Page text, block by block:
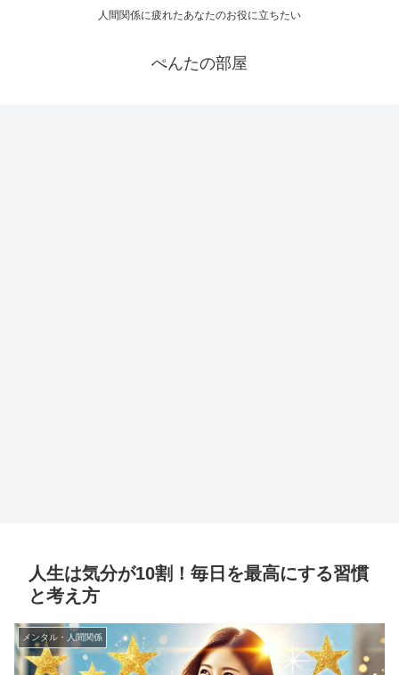
人間関係に疲れたあなたのお役に立ちたい
ぺんたの部屋
人生は気分が10割！毎日を最高にする習慣
と考え方
メンタル・人間関係